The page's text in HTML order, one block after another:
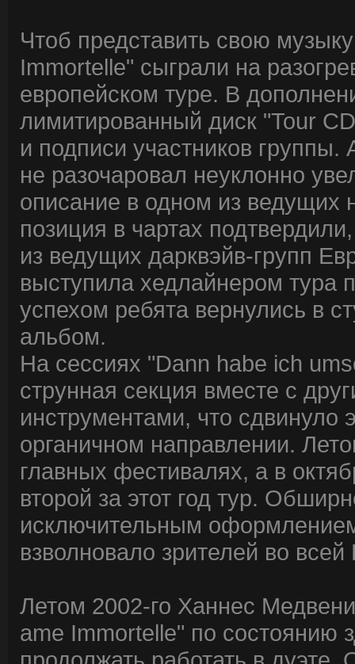
Чтоб представить свою
Immortelle" сыграли на
европейском туре. В
лимитированный диск "Tour
и подписи участников
не разочаровал неуклонно
описание в одном из ведущих
позиция в чартах
из ведущих дарквэйв-групп
выступила хедлайнером тура
успехом ребята вернулись в
альбом.
На сессиях "Dann habe ich
струнная секция вместе с
инструментами, что сдвинуло
органичном направлении.
главных фестивалях, а в
второй за этот год тур.
исключительным
взволновало зрителей во
Летом 2002-го Ханнес
ame Immortelle" по состоянию